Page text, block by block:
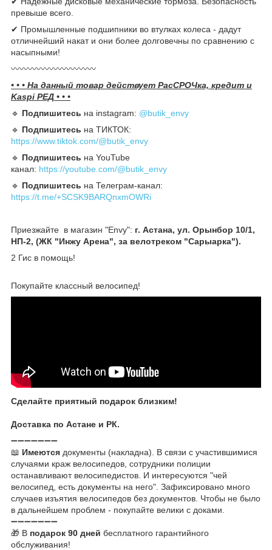
превыше всего.
✔ Промышленные подшипники во втулках колеса - дадут
отличнейший накат и они более долговечны по сравнению с
насыпными!
〰️〰️〰️〰️〰️〰️〰️〰️〰️〰️
• • • На данный товар действует РасСРОЧка, кредит и
Kaspi РЕД • • •
🔹️ Подпишитесь на instagram: @butik_envy
🔹️ Подпишитесь на ТИКТОК:
https://www.tiktok.com/@butik_envy
🔹️ Подпишитесь на YouTube
канал: https://youtube.com/@butik_envy
🔹️ Подпишитесь на Телеграм-канал:
https://t.me/+SCSK9BARQnxmOWRi
Приезжайте в магазин "Envy": г. Астана, ул. Орынбор 10/1,
НП-2, (ЖК "Инжу Арена", за велотреком "Сарыарка").
2 Гис в помощь!
Покупайте классный велосипед!
Сделайте приятный подарок близким!
Доставка по Астане и РК.
➖➖➖➖➖➖➖
📖 Имеются документы (накладна). В связи с участившимися
случаями краж велосипедов, сотрудники полиции
останавливают велосипедистов. И интересуются "чей
велосипед, есть документы на него". Зафиксировано много
случаев изъятия велосипедов без документов. Чтобы не было
в дальнейшем проблем - покупайте велики с доками.
➖➖➖➖➖➖➖
🎁 В подарок 90 дней бесплатного гарантийного
обслуживания!